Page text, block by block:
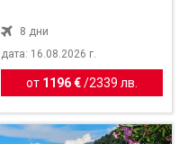
8 дни
дата: 16.08.2026 г.
от 1196 €/2339 лв.